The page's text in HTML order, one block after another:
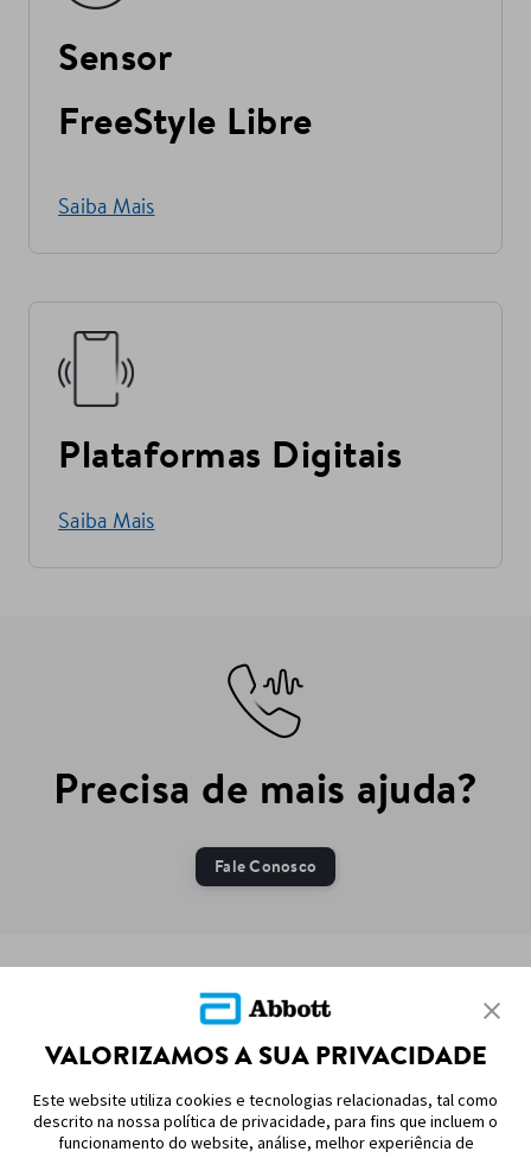
Sensor
FreeStyle Libre
Saiba Mais
Plataformas Digitais
Saiba Mais
Precisa de mais ajuda?
Fale Conosco
MAPA DO SITE
VALORIZAMOS A SUA PRIVACIDADE
Este website utiliza cookies e tecnologias relacionadas, tal como
descrito na nossa política de privacidade, para fins que incluem o
funcionamento do website, análise, melhor experiência de